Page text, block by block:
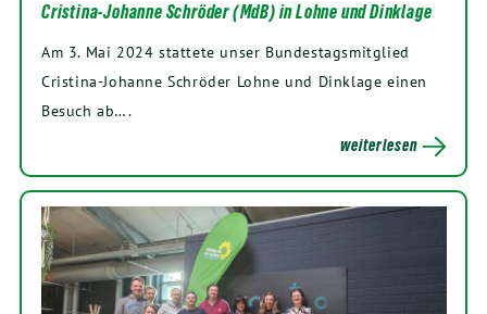
Cristina-Johanne Schröder (MdB) in Lohne und Dinklage
Am 3. Mai 2024 stattete unser Bundestagsmitglied
Cristina-Johanne Schröder Lohne und Dinklage einen
Besuch ab….
weiterlesen